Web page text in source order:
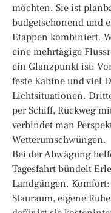
möchten. Sie ist
budgetschonend und
Etappen kombiniert.
eine mehrtägige
ein Glanzpunkt ist:
feste Kabine und viel
Lichtsituationen.
per Schiff, Rückweg
verbindet man
Wetterumschwüngen.
Bei der Abwägung
Tagesfahrt bündelt
Landgängen.
Stauraum, eigene